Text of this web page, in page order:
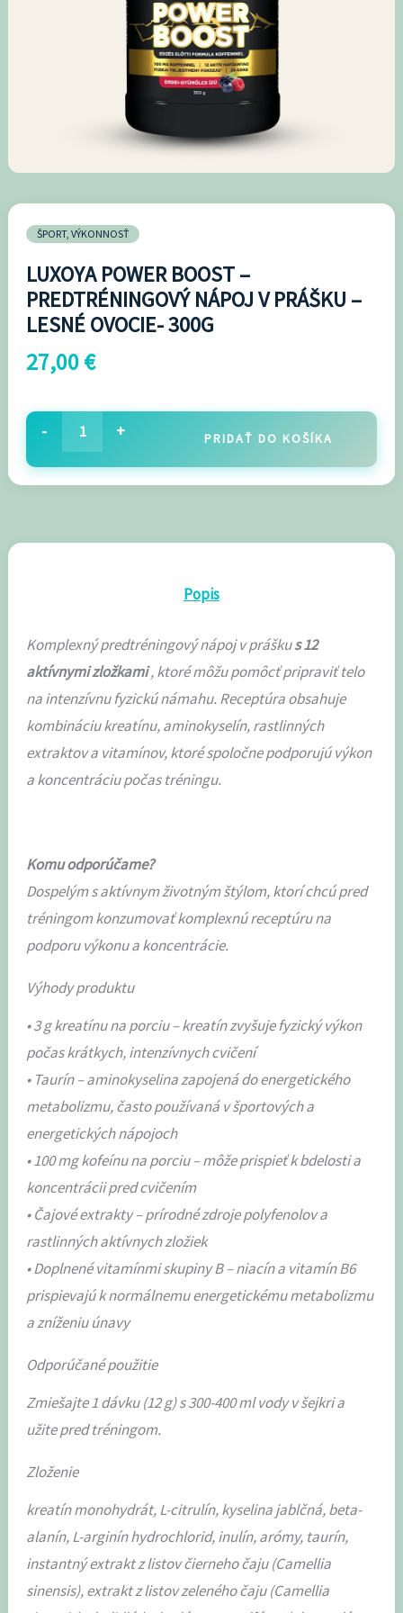
ŠPORT, VÝKONNOSŤ
LUXOYA POWER BOOST –
PREDTRÉNINGOVÝ NÁPOJ V PRÁŠKU –
LESNÉ OVOCIE- 300G
27,00€
-
PREDTRÉNINGOVÝ
+ PRIDAŤ DO KOŠÍKA
Popis
Komplexný predtréningový nápoj v práškus 12
aktívnymi zložkami, ktoré môžu pomôcť pripraviť telo
na intenzívnu fyzickú námahu. Receptúra ​​obsahuje
kombináciu kreatínu, aminokyselín, rastlinných
extraktov a vitamínov, ktoré spoločne podporujú výkon
a koncentráciu počas tréningu.
Komu odporúčame?
Dospelým s aktívnym životným štýlom, ktorí chcú pred
tréningom konzumovať komplexnú receptúru na
podporu výkonu a koncentrácie.
Výhody produktu
• 3 g kreatínu na porciu – kreatín zvyšuje fyzický výkon
počas krátkych, intenzívnych cvičení
• Taurín – aminokyselina zapojená do energetického
metabolizmu, často používaná v športových a
energetických nápojoch
• 100 mg kofeínu na porciu – môže prispieť k bdelosti a
koncentrácii pred cvičením
• Čajové extrakty – prírodné zdroje polyfenolov a
rastlinných aktívnych zložiek
• Doplnené vitamínmi skupiny B – niacín a vitamín B6
prispievajú k normálnemu energetickému metabolizmu
a zníženiu únavy
Odporúčané použitie
Zmiešajte 1 dávku (12 g) s 300-400 ml vody v šejkri a
užite pred tréningom.
Zloženie
kreatín monohydrát, L-citrulín, kyselina jablčná, beta-
alanín, L-arginín hydrochlorid, inulín, arómy, taurín,
instantný extrakt z listov čierneho čaju (Camellia
sinensis), extrakt z listov zeleného čaju (Camellia